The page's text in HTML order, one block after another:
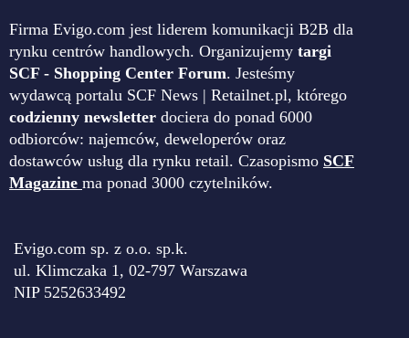
Firma Evigo.com jest liderem komunikacji B2B dla
rynku centrów handlowych. Organizujemy targi
SCF - Shopping Center Forum. Jesteśmy
wydawcą portalu SCF News | Retailnet.pl, którego
codzienny newsletter dociera do ponad 6000
odbiorców: najemców, deweloperów oraz
dostawców usług dla rynku retail. Czasopismo SCF
Magazine ma ponad 3000 czytelników.
Evigo.com sp. z o.o. sp.k.
ul. Klimczaka 1, 02-797 Warszawa
NIP 5252633492